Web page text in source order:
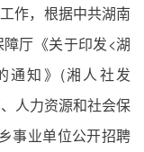
作，根据中共湖南
厅《关于印发<湖
通知》(湘人社发
人力资源和社会保
事业单位公开招聘